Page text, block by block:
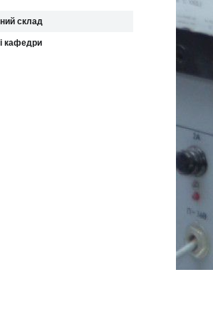
склад
кафедри